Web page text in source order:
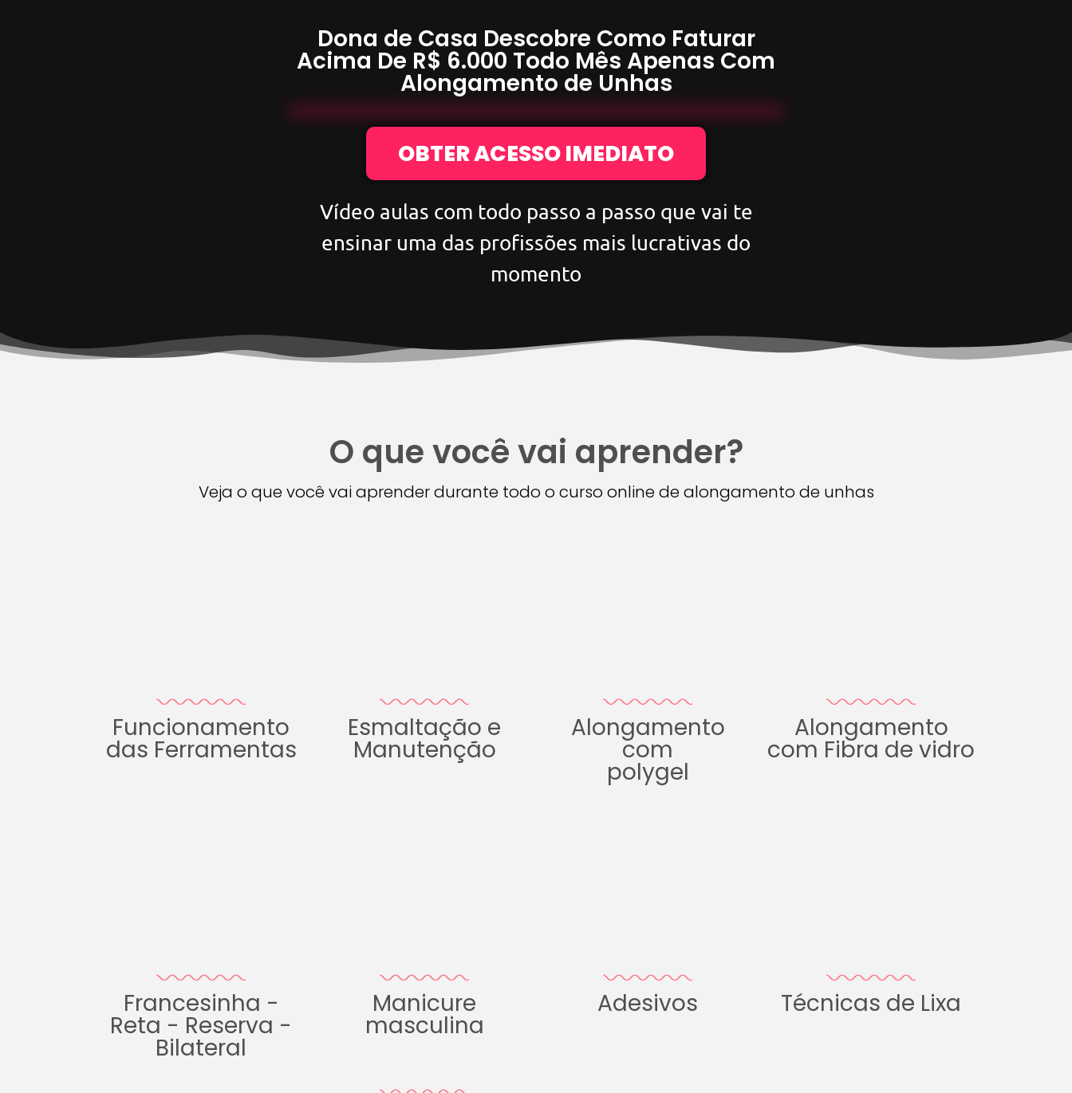
Dona de Casa Descobre Como Faturar
Acima De R$ 6.000 Todo Mês Apenas Com
Alongamento de Unhas
OBTER ACESSO IMEDIATO
Vídeo aulas com todo passo a passo que vai te
ensinar uma das profissões mais lucrativas do
momento
O que você vai aprender?
Veja o que você vai aprender durante todo o curso online de alongamento de unhas
Funcionamento
das Ferramentas
Esmaltação e
Manutenção
Alongamento
com
polygel
Alongamento
com Fibra de vidro
Francesinha -
Reta - Reserva -
Bilateral
Manicure
masculina
Adesivos Técnicas de Lixa